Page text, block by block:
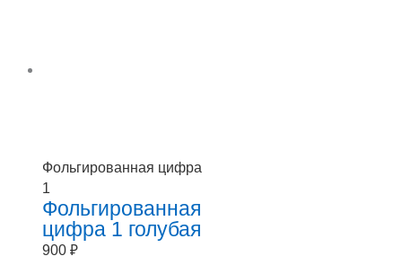
Фольгированная цифра
1
Фольгированная
цифра 1 голубая
900 ₽